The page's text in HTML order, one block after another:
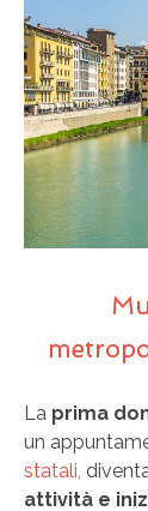
La prima
un
statali,
attività e